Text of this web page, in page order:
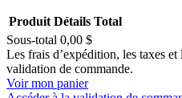
Produits
dans
Produit Détails Total
Sous-total 0,00 $
Les frais d’expédition, les taxes
validation de commande.
Voir mon panier